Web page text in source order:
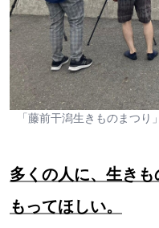
「藤前干潟生きものまつ
多くの人に、生き
もってほしい。